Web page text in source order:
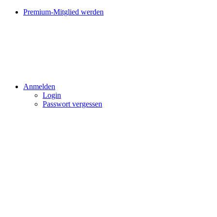
Premium-Mitglied werden
Anmelden
Login
Passwort vergessen